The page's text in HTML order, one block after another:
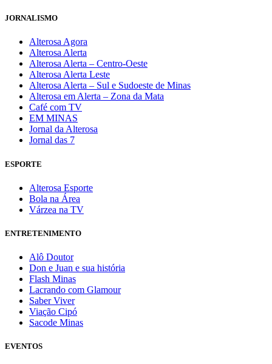
JORNALISMO
Alterosa Agora
Alterosa Alerta
Alterosa Alerta – Centro-Oeste
Alterosa Alerta Leste
Alterosa Alerta – Sul e Sudoeste de Minas
Alterosa em Alerta – Zona da Mata
Café com TV
EM MINAS
Jornal da Alterosa
Jornal das 7
ESPORTE
Alterosa Esporte
Bola na Área
Várzea na TV
ENTRETENIMENTO
Alô Doutor
Don e Juan e sua história
Flash Minas
Lacrando com Glamour
Saber Viver
Viação Cipó
Sacode Minas
EVENTOS